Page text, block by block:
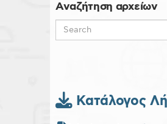
Αναζήτηση αρχείων
Κατάλογος